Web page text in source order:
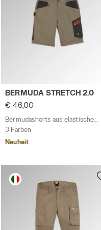
Bermudashorts aus
BERMUDA STRETCH 2.0
€ 46,00
3 Farben
Neuheit